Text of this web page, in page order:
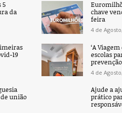
5
da
19
união
chave
feira
4 de
‘A
escolas
4 de
Ajude a
prático